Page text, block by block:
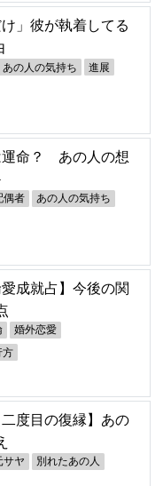
」彼が執着してる
あの人の気持ち 進展
運命？ あの人の想
偶者 あの人の気持ち
成就占】今後の関
婚外恋愛
方
度目の復縁】あの
サヤ 別れたあの人